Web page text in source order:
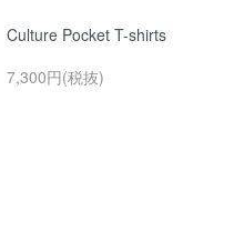
Culture Pocket T-shirts
7,300円(税抜)